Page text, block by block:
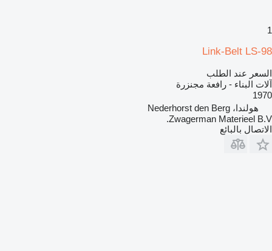
1
Link-Belt LS-98
السعر عند الطلب
آلات البناء - رافعة مجنزرة
1970
هولندا، Nederhorst den Berg
Zwagerman Materieel B.V.
الاتصال بالبائع